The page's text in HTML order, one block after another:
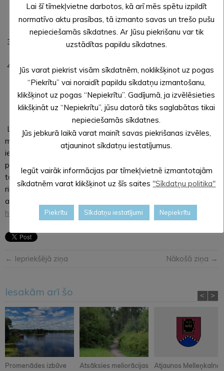
aerofotografēšanas, tos vizuāli apskatot vai uzmērot.
Objektu un to raksturlielumu mērīšana var tikt veikta ar
mērlenti, tālmēru vai citiem ģeodēziskiem instrumentiem.
Precizē situāciju apvidū par neskaidrajām vietām un
Nepieciešamības gadījumā veic apvidus objektu
fotografēšanu (var tikt izmantots bezpilota gaisa kuģis –
drons).
Latvijas Ģeotelpiskās informācijas aģentūra ir Aizsardzības
ministrijas pārraudzībā esoša valsts pārvaldes iestāde, kas
iegūst, sagatavo un atjaunina ģeotelpiskās informācijas
pamatdatus, tai skaitā ģeotelpisko informāciju, kas ietverta
topogrāfiskajos plānos un topogrāfiskajās kartēs mērogu
rindas 1:250 000 – 1:2 000 ietvaros. Informācija par Aģentūru
atrodama interneta vietnēs
http://map.lgia.gov.lv
← Iepriekšējā ziņa Nākošā ziņa →
Iesakām arī šo
Promenādes izbūve
Atsāksies meliorācijas
Atjaunos Melleņkalna
< >
Lai šī tīmekļvietne darbotos, kā arī mēs spētu izpildīt
normatīvo aktu prasības, tā izmanto savas un trešo pušu
nepieciešamās sīkdatnes. Ar Jūsu piekrišanu var tik
uzstādītas papildu sīkdatnes.
Jūs varat piekrist visām sīkdatnēm, noklikšķinot uz pogas
“Piekrītu” vai noraidīt papildu sīkdatņu izmantošanu,
klikšķinot uz pogas “Nepiekrītu”. Gadījumā, ja izvēlēsieties
klikšķināt uz “Nepiekrītu”, jūsu datorā tiks saglabātas tikai
nepieciešamās sīkdatnes.
Jūs jebkurā laikā varat mainīt savas piekrišanas izvēles,
atjauninot sīkdatņu iestatījumus.
Iegūt vairāk informācijas par tīmekļvietnē izmantotajām
sīkdatnēm varat klikšķinot uz šīs saites "Sīkdatņu politika"
Piekrītu Sīkdatņu iestatījumi Nepiekrītu